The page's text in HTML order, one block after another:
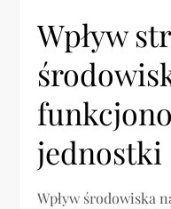
Wpływ
jednostki
Wpływ środowiska